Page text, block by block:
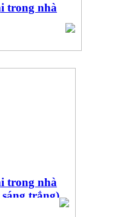
trong nhà
trong nhà
trắng)